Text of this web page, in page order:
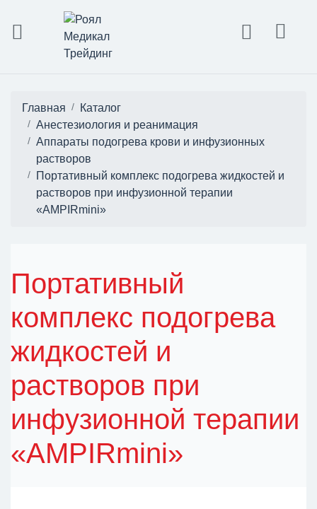
Главная
Каталог
Анестезиология и реанимация
Аппараты подогрева крови и инфузионных
растворов
Портативный комплекс подогрева жидкостей и
растворов при инфузионной терапии
«AMPIRmini»
Портативный
комплекс подогрева
жидкостей и
растворов при
инфузионной терапии
«AMPIRmini»